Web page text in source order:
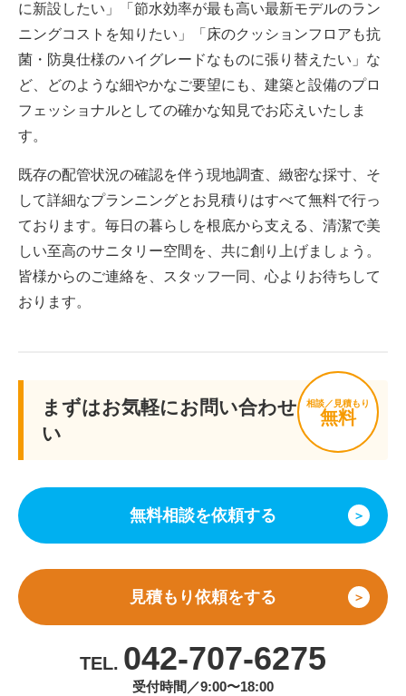
に新設したい」「節水効率が最も高い最新モデルのラン
ニングコストを知りたい」「床のクッションフロアも抗
菌・防臭仕様のハイグレードなものに張り替えたい」な
ど、どのような細やかなご要望にも、建築と設備のプロ
フェッショナルとしての確かな知見でお応えいたしま
す。
既存の配管状況の確認を伴う現地調査、緻密な採寸、そ
して詳細なプランニングとお見積りはすべて無料で行っ
ております。毎日の暮らしを根底から支える、清潔で美
しい至高のサニタリー空間を、共に創り上げましょう。
皆様からのご連絡を、スタッフ一同、心よりお待ちして
おります。
まずはお気軽にお問い合わせくださ
い
相談／見積もり
無料
無料相談を依頼する ＞
見積もり依頼をする ＞
TEL. 042-707-6275
受付時間／9:00〜18:00